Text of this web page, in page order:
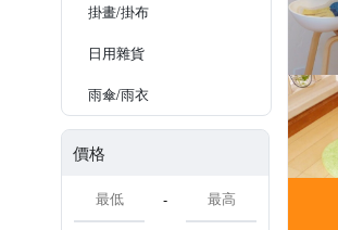
掛畫/掛布
日用雜貨
雨傘/雨衣
價格
-